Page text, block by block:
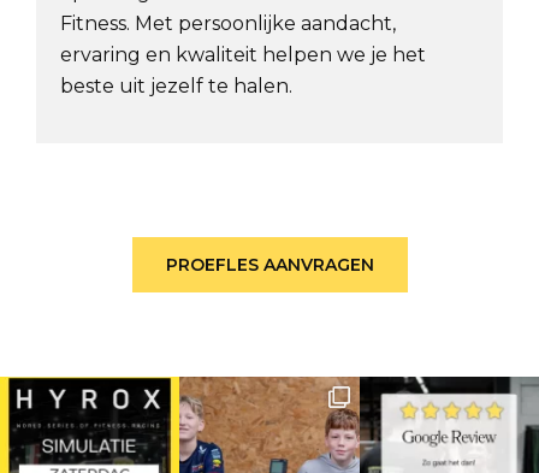
Fitness. Met persoonlijke aandacht,
ervaring en kwaliteit helpen we je het
beste uit jezelf te halen.
PROEFLES AANVRAGEN